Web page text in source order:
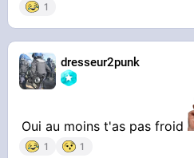
1
dresseur2punk
Oui au moins t'as pas froid
1 1